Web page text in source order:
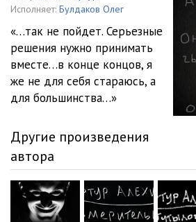
Исполняет: Булдаков Олег
«…так не пойдет. Серьезные
решения нужно принимать
вместе…в конце концов, я
же не для себя стараюсь, а
для большинства…»
Другие произведения
автора